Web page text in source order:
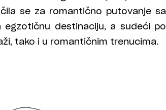
se za romantično putovanje sa
egzotičnu destinaciju, a sudeći po
tako i u romantičnim trenucima.